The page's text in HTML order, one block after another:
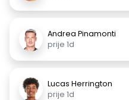
Andrea Pinamonti
prije 1d
Lucas Herrington
prije 1d